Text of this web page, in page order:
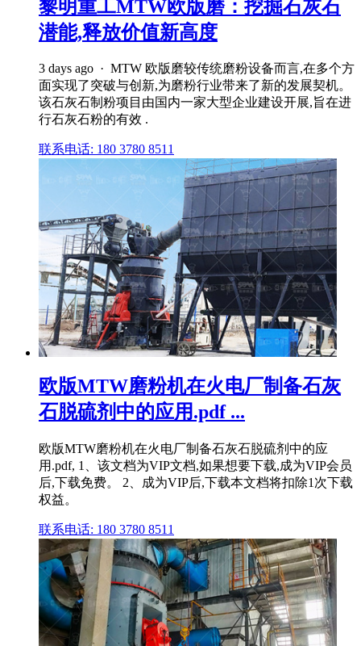
黎明重工MTW欧版磨：挖掘石灰石
潜能,释放价值新高度
3 days ago · MTW 欧版磨较传统磨粉设备而言,在多个方
面实现了突破与创新,为磨粉行业带来了新的发展契机。
该石灰石制粉项目由国内一家大型企业建设开展,旨在进
行石灰石粉的有效 .
联系电话: 180 3780 8511
欧版MTW磨粉机在火电厂制备石灰
石脱硫剂中的应用.pdf ...
欧版MTW磨粉机在火电厂制备石灰石脱硫剂中的应
用.pdf, 1、该文档为VIP文档,如果想要下载,成为VIP会员
后,下载免费。 2、成为VIP后,下载本文档将扣除1次下载
权益。
联系电话: 180 3780 8511